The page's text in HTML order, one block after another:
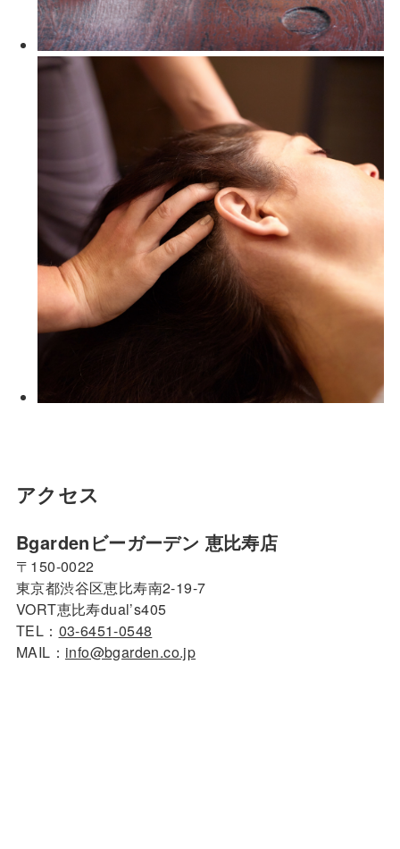
アクセス
Bgardenビーガーデン 恵比寿店
〒150-0022
東京都渋谷区恵比寿南2-19-7
VORT恵比寿dual’s405
TEL： 03-6451-0548
MAIL： info@bgarden.co.jp